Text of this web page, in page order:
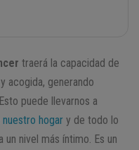
traerá la capacidad de
acogida, generando
puede llevarnos a
nuestro hogar y de todo lo
nivel más íntimo. Es un